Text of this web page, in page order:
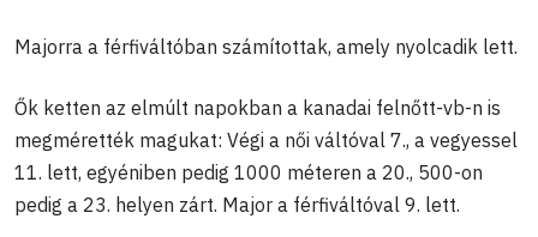
Majorra a férfiváltóban számítottak, amely nyolcadik lett.
Ők ketten az elmúlt napokban a kanadai felnőtt-vb-n is
megmérették magukat: Végi a női váltóval 7., a vegyessel
11. lett, egyéniben pedig 1000 méteren a 20., 500-on
pedig a 23. helyen zárt. Major a férfiváltóval 9. lett.